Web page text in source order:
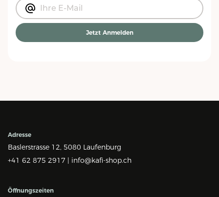
Jetzt Anmelden
Adresse
Baslerstrasse 12, 5080 Laufenburg
+41 62 875 2917 | info@kafi-shop.ch
Öffnungszeiten